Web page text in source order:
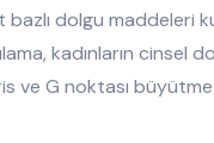
dolgu maddeleri
kadınların
ve G noktası